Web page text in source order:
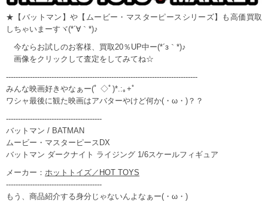
★【バットマン】や【ムービー・マスターピースシリーズ】も高価買取
しちゃいまーすヾ(*´∀｀*)♪
今ならお試しのお客様、買取20％UP中ー(*´з｀*)♪
画像をクリックして査定をしてみてね☆
--------------------------------------------------------------------------------
みんな映画好きやなぁー(ﾟ ◇ﾟ)*.:｡+ﾟ
ワシャ最後に観た映画はアバターやけど何か(・ω・)？？
----------------------------------------
バットマン / BATMAN
ムービー・マスターピースDX
バットマン ダークナイト ライジング 1/6スケールフィギュア
メーカー： ホットトイズ／HOT TOYS
----------------------------------------
もう、商品紹介する身分じゃないんよなぁー(・ω・)